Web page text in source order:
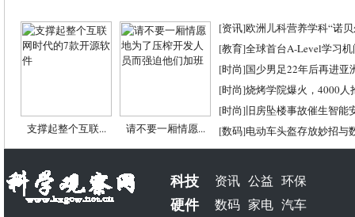
支撑起整个互联... 请不要一厢情愿...
[资讯]欧洲儿科营养学科“诺
[教育]全球首台A-Level学习
[时尚]国少男足22年后再进亚
[时尚]烧烤学院爆火，4000人
[时尚]旧房坠楼事故催生智能
[数码]电动车头盔存放妙招与
科技 资讯 公益 环保
硬件 数码 家电 汽车